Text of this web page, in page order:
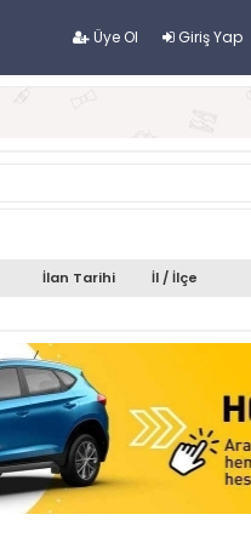
Üye Ol Giriş Yap
İlan Tarihi İl / İlçe